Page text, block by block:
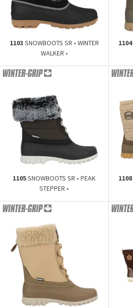
1103 SNOWBOOTS SR • WINTER
WALKER •
1104
1105SNOWBOOTS SR • PEAK
STEPPER •
1108